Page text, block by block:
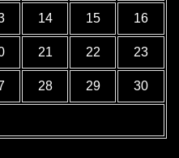
14 15 16
21 22 23
28 29 30